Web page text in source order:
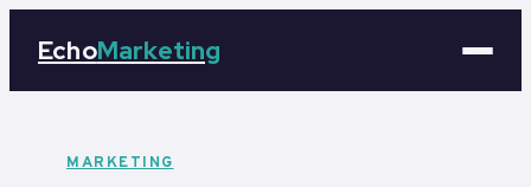
EchoMarketing
MARKETING